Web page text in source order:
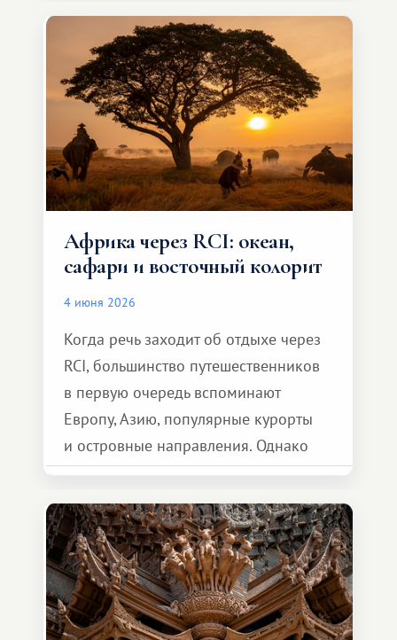
особенное. Не обязательно
масштабное, но тёплое
и запоминающееся :)
Африка через RCI: океан,
сафари и восточный колорит
4 июня 2026
Когда речь заходит об отдыхе через
RCI, большинство путешественников
в первую очередь вспоминают
Европу, Азию, популярные курорты
и островные направления. Однако
возможности обменной системы
значительно шире. Среди них есть
и Африка — континент, который
способен подарить совершенно иной
формат путешествия.